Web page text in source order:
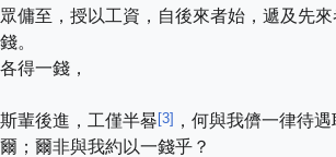
傭至，授以工資，自後來者始，遞及先來
。
得一錢，
輩後進，工僅半晷[3] ，何與我儕一律待遇
；爾非與我約以一錢乎？